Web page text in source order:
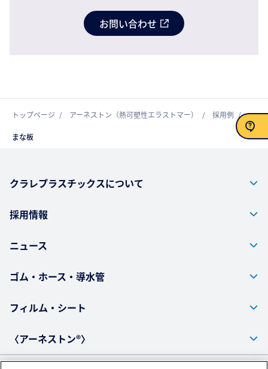
お問い合わせ
トップページ アーネストン（熱可塑性エラストマー） 採用例
まな板
クラレプラスチックスについて
採用情報
ニュース
ゴム・ホース・導水管
フィルム・シート
〈アーネストン®〉